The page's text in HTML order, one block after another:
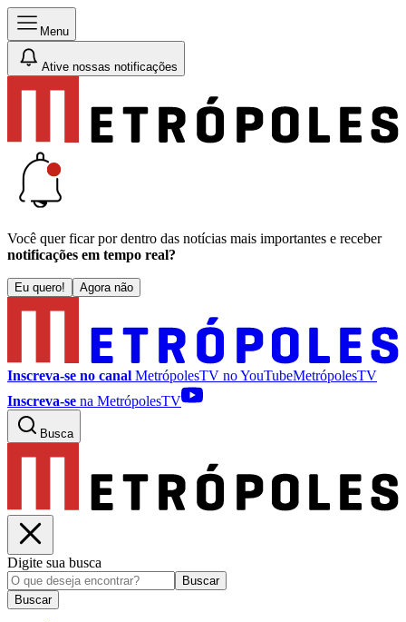
Menu
Ative nossas notificações
Você quer ficar por dentro das notícias mais importantes e receber
notificações em tempo real?
Eu quero! Agora não
Inscreva-se no canal MetrópolesTV noYouTubeMetrópolesTV
Inscreva-se na MetrópolesTV
Busca
Digite sua busca
Buscar
Buscar